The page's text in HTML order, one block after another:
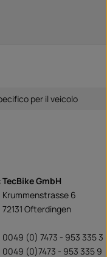
per il veicolo
TecBike GmbH
Krummenstrasse 6
72131 Ofterdingen
0049 (0) 7473 - 953 335 3
0049 (0)7473 - 953 335 9